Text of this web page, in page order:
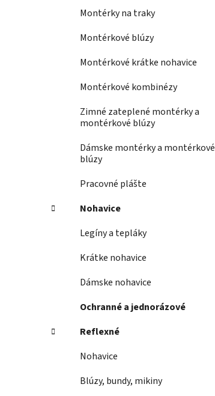
Montérky na traky
Montérkové blúzy
Montérkové krátke nohavice
Montérkové kombinézy
Zimné zateplené montérky a
montérkové blúzy
Dámske montérky a montérkové
blúzy
Pracovné plášte
Nohavice
Legíny a tepláky
Krátke nohavice
Dámske nohavice
Ochranné a jednorázové
Reflexné
Nohavice
Blúzy, bundy, mikiny